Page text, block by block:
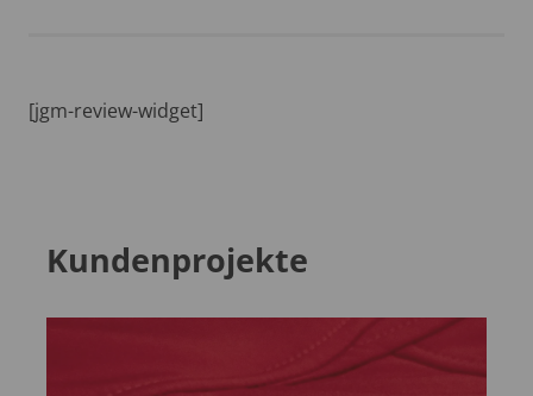
[jgm-review-widget]
Kundenprojekte